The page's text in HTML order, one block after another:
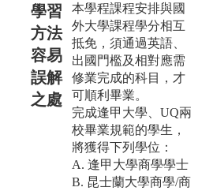
學習
方法
容易
誤解
之處
本學程課程安排與國
外大學課程學分相互
抵免，須通過英語、
出國門檻及相對應需
修業完成的科目，才
可順利畢業。
完成逢甲大學、UQ兩
校畢業規範的學生，
將獲得下列學位：
A. 逢甲大學商學學士
B. 昆士蘭大學商學/商